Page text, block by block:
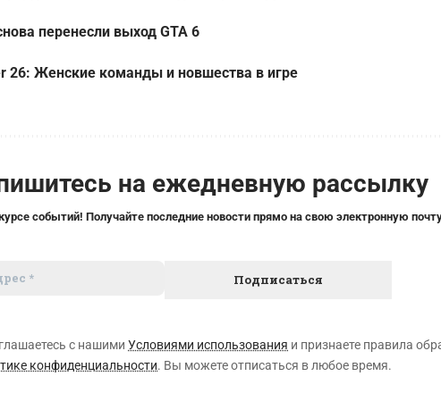
перенесли выход GTA 6
26: Женские команды и новшества в игре
на ежедневную рассылку
событий! Получайте последние новости прямо на свою электронную
с нашими Условиями использования и признаете правила
конфиденциальности. Вы можете отписаться в любое время.